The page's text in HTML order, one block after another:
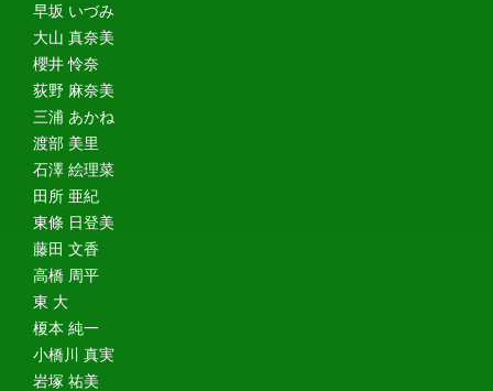
早坂 いづみ
大山 真奈美
櫻井 怜奈
荻野 麻奈美
三浦 あかね
渡部 美里
石澤 絵理菜
田所 亜紀
東條 日登美
藤田 文香
高橋 周平
東 大
榎本 純一
小橋川 真実
岩塚 祐美